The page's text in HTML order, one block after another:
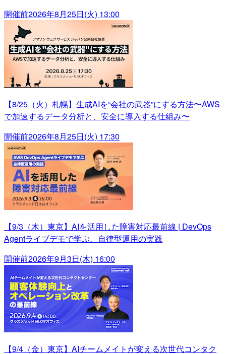
開催前2026年8月25日(火) 13:00
【8/25（火）札幌】生成AIを“会社の武器”にする方法〜AWS
で加速するデータ分析と、安全に導入する仕組み〜
開催前2026年8月25日(火) 17:30
【9/3（木）東京】AIを活用した障害対応最前線 | DevOps
Agentライブデモで学ぶ、自律型運用の実践
開催前2026年9月3日(木) 16:00
【9/4（金）東京】AIチームメイトが変える次世代コンタク